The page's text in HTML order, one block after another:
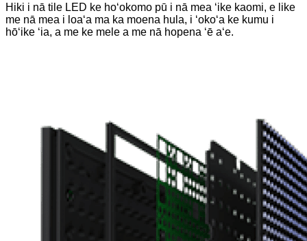
Hiki i nā tile LED ke hoʻokomo pū i nā mea ʻike kaomi, e like
me nā mea i loaʻa ma ka moena hula, i ʻokoʻa ke kumu i
hōʻike ʻia, a me ke mele a me nā hopena ʻē aʻe.